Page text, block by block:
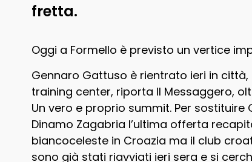
fretta.
Oggi a Formello è previsto un vertice
Gennaro Gattuso è rientrato ieri in
training center, riporta Il Messaggero,
Un vero e proprio summit. Per sostituire
Dinamo Zagabria l’ultima offerta
biancoceleste in Croazia ma il club
sono già stati riavviati ieri sera e si